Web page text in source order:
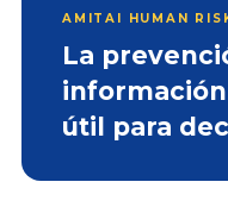
AMITAI HUMAN
La
útil para